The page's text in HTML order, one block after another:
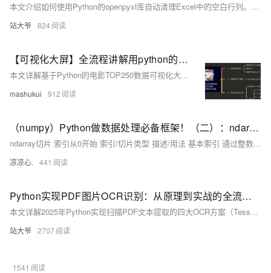
本文介绍如何使用Python的openpyxl库自动清理Excel中的空白行列。通过代码实现高效识别并删除无数据的行与列，解决文件臃肿、读取错误等问题，提升数据处理效率与准确性，适用于各类批量Excel清理任务。
站大爷 824
【可视化大屏】全流程讲解用python的pyecharts库实现拖拽可视化大屏的背后原理，简单粗暴！
本文详解基于Python的电影TOP250数据可视化大屏开发全流程，涵盖爬虫、数据存储、分析及可视化。使用requests+BeautifulSoup爬取数据，pandas存入MySQL，pyecharts实现柱状图、饼图、词云图、散点图等多种图表，并通过Page组件拖拽布局组合成大屏，支持多种主题切换，附完整源码与视频讲解。
mashukui 912
（numpy）Python做数据处理必备框架！（二）：ndarray切片的使用与运算；常见的ndarray函数：平方根、正余弦、自然对数、指数、幂等运算；统计函数：方差、均值、极差；比较函数...
ndarray切片 索引从0开始 索引/切片类型 描述/用法 基本索引 通过整数索引直接访问元素。 行/列切片 使用冒号：切片语法选择行或列的子集 连续切片 从起始索引到结束索引按步长切片 使用slice函数 通过slice(start,stop,strp)定义切片规则 布尔索引 通过布尔条件筛选满足条件的元素。支持逻辑运算符 &、|。
凉凉心. 441
Python实现PDF图片OCR识别：从原理到实战的全流程解析
本文详解2025年Python实现扫描PDF文本提取的四大OCR方案（Tesseract、EasyOCR、PaddleOCR、OCRmyPDF），涵盖环境配置、图像预处理、核心识别与性能优化，结合财务票据、古籍数字化等实战场景，助力高效构建自动化文档处理系统。
站大爷 2707
1541